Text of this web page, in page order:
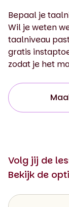
Bepaal je
Wil je weten
taalniveau
gratis
zodat je het
Volg jij de
Bekijk de